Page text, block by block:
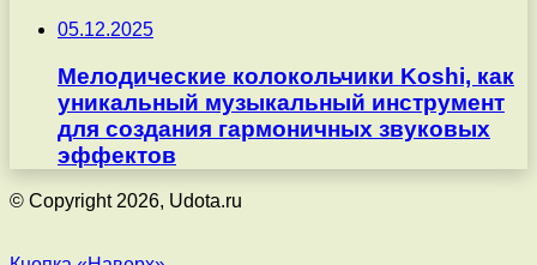
05.12.2025
Мелодические колокольчики Koshi, как
уникальный музыкальный инструмент
для создания гармоничных звуковых
эффектов
© Copyright 2026, Udota.ru